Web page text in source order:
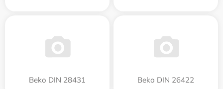
Beko DIN 28431 Beko DIN 26422